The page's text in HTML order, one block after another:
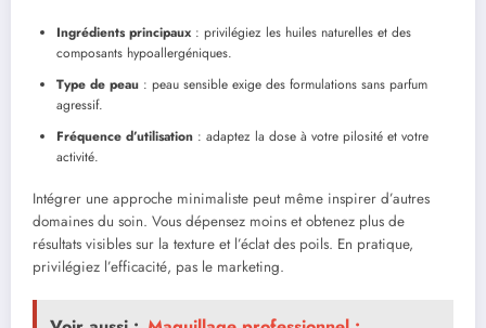
Ingrédients principaux : privilégiez les huiles naturelles et des
composants hypoallergéniques.
Type de peau : peau sensible exige des formulations sans parfum
agressif.
Fréquence d’utilisation : adaptez la dose à votre pilosité et votre
activité.
Intégrer une approche minimaliste peut même inspirer d’autres
domaines du soin. Vous dépensez moins et obtenez plus de
résultats visibles sur la texture et l’éclat des poils. En pratique,
privilégiez l’efficacité, pas le marketing.